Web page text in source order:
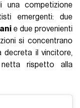
competizione
emergenti: due
e due provenienti
si concentrano
decreta il vincitore,
netta rispetto alla